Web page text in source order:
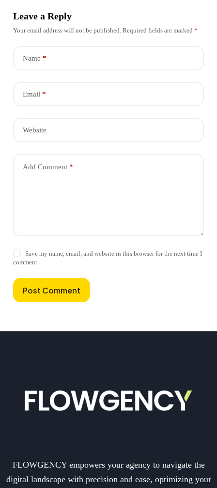
Leave a Reply
Your email address will not be published. Required fields are marked *
Name *
Email *
Website
Add Comment*
Save my name, email, and website in this browser for the next time I
comment.
Post Comment
A
FLOWGENCY empowers your agency to navigate the
digital landscape with precision and ease, optimizing your